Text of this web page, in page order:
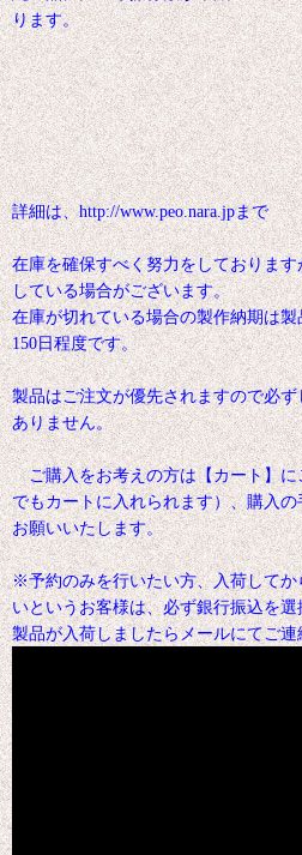
ります。
詳細は、http://www.peo.nara.jpまで
在庫を確保すべく努力をしておりま
している場合がございます。
在庫が切れている場合の製作納期は
150日程度です。
製品はご注文が優先されますので必
ありません。
ご購入をお考えの方は【カート】に
でもカートに入れられます）、購入
お願いいた
※予約のみを行いたい方、入荷してか
いというお客様は、必ず銀行振込を
製品が入荷しましたらメールにてご連